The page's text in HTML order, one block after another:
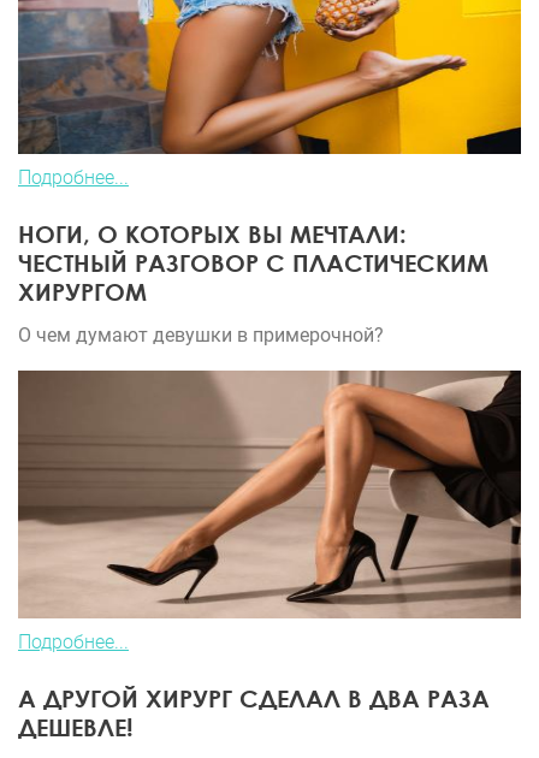
Подробнее...
НОГИ, О КОТОРЫХ ВЫ МЕЧТАЛИ:
ЧЕСТНЫЙ РАЗГОВОР С ПЛАСТИЧЕСКИМ
ХИРУРГОМ
О чем думают девушки в примерочной?
Подробнее...
А ДРУГОЙ ХИРУРГ СДЕЛАЛ В ДВА РАЗА
ДЕШЕВЛЕ!